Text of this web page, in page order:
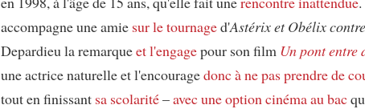
accompagne une amie sur le tournaged'Astérix et Obélix
Depardieu la remarqueet l'engagepour son film Un pont entre
une actrice naturelle et l'encouragedoncà ne pas prendre de
tout en finissant sa scolarité–avec une option cinémaau bac